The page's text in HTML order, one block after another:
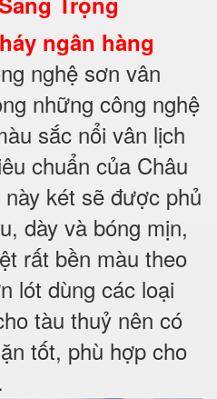
ngân hàng
nghệ sơn vân
những công nghệ
sắc nổi vân lịch
chuẩn của Châu
két sẽ được phủ
dày và bóng mịn,
rất bền màu theo
lót dùng các loại
tàu thuỷ nên có
tốt, phù hợp cho